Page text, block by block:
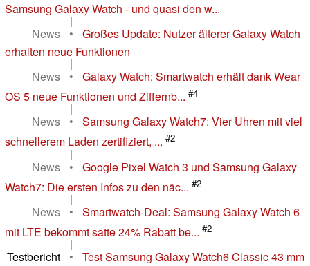
Samsung Galaxy Watch - und quasi den w...
|
News
•
Großes Update: Nutzer älterer Galaxy Watch
erhalten neue Funktionen
|
News
•
Galaxy Watch: Smartwatch erhält dank Wear
OS 5 neue Funktionen und Ziffernb... #4
|
News
•
Samsung Galaxy Watch7: Vier Uhren mit viel
schnellerem Laden zertifiziert, ... #2
|
News
•
Google Pixel Watch 3 und Samsung Galaxy
Watch7: Die ersten Infos zu den näc... #2
|
News
•
Smartwatch-Deal: Samsung Galaxy Watch 6
mit LTE bekommt satte 24% Rabatt be... #2
|
Testbericht
•
Test Samsung Galaxy Watch6 Classic 43 mm